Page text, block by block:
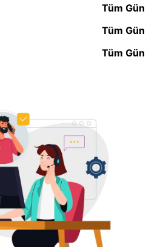
Tüm Gün
Tüm Gün
Tüm Gün